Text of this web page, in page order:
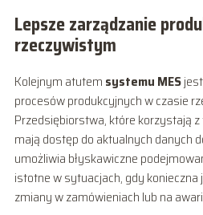
Lepsze zarządzanie
rzeczywistym
Kolejnym atutem systemu MESjest
procesów produkcyjnych w czasie
Przedsiębiorstwa, które korzystają
mają dostęp do aktualnych danych
umożliwia błyskawiczne
istotne w sytuacjach, gdy
zmiany w zamówieniach lub na